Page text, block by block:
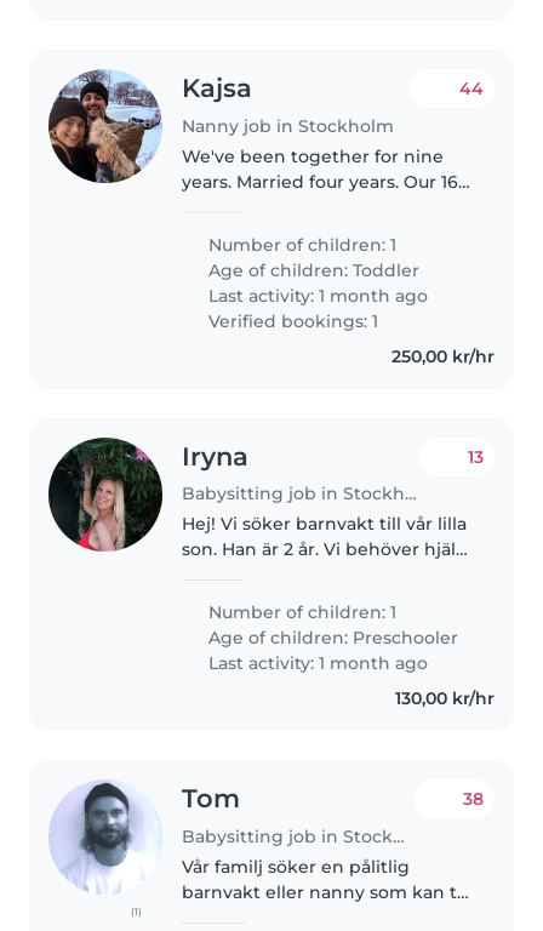
Kajsa
Nanny job in Stockholm
44
We've been together for nine
years. Married four years. Our 16
professionals. Marcus owns his
own company in the middle..
Number of children: 1
Age of children:Toddler
Last activity: 1 month ago
Verified bookings: 1
250,00 kr/hr
Iryna
Babysitting job in Stockholm
13
Hej! Vi söker barnvakt till vår lilla
son. Han är 2 år. Vi behöver hjälp
varje morgon. Tjänst: 6:30 - 9:00
varje morgon. Ta mat, byta blöjor
och klä..
Number of children: 1
Age of children: Preschooler
Last activity: 1 month ago
130,00 kr/hr
(1)
Tom
Babysitting job in Stockholm
38
Vår familj söker en pålitlig
barnvakt eller nanny som kan ta